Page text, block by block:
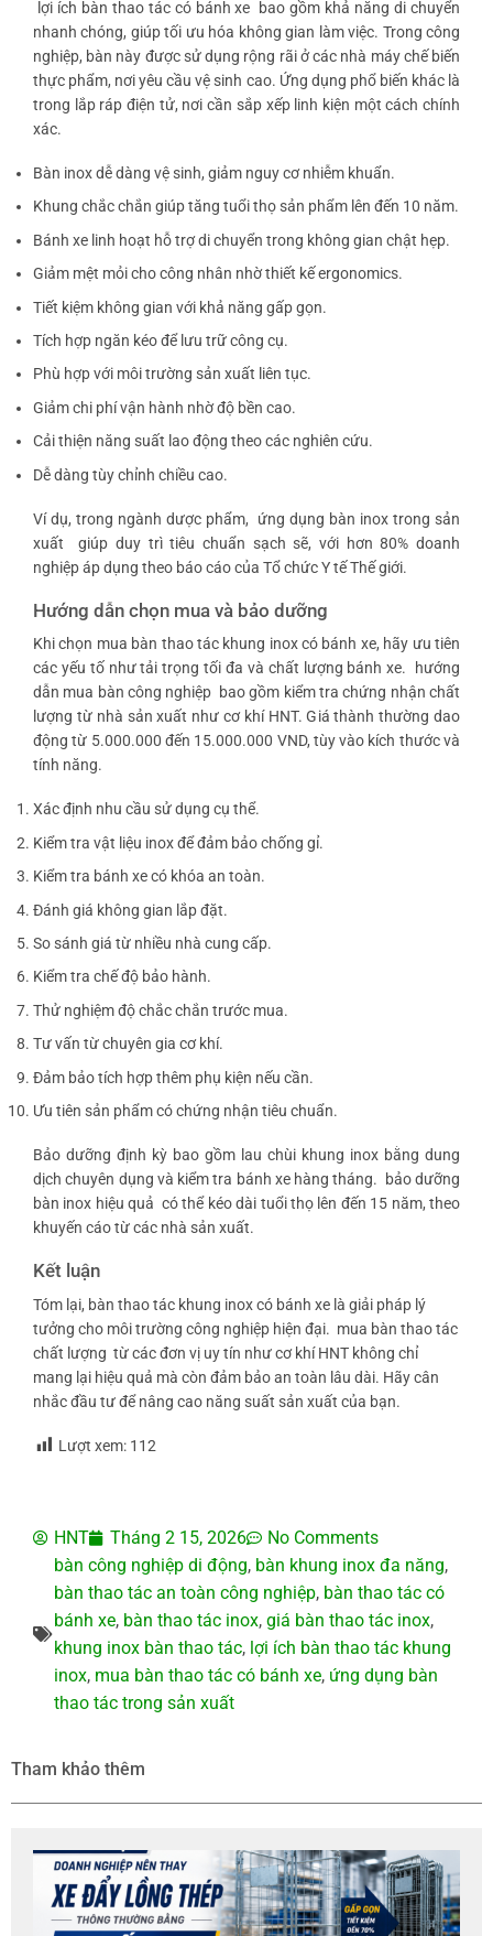
lợi ích bàn thao tác có bánh xe
bao gồm khả năng di chuyển
nhanh chóng, giúp tối ưu hóa không gian làm việc. Trong công
nghiệp, bàn này được sử dụng rộng rãi ở các nhà máy chế biến
thực phẩm, nơi yêu cầu vệ sinh cao. Ứng dụng phổ biến khác là
trong lắp ráp điện tử, nơi cần sắp xếp linh kiện một cách chính
xác.
Bàn inox dễ dàng vệ sinh, giảm nguy cơ nhiễm khuẩn.
Khung chắc chắn giúp tăng tuổi thọ sản phẩm lên đến 10 năm.
Bánh xe linh hoạt hỗ trợ di chuyển trong không gian chật hẹp.
Giảm mệt mỏi cho công nhân nhờ thiết kế ergonomics.
Tiết kiệm không gian với khả năng gấp gọn.
Tích hợp ngăn kéo để lưu trữ công cụ.
Phù hợp với môi trường sản xuất liên tục.
Giảm chi phí vận hành nhờ độ bền cao.
Cải thiện năng suất lao động theo các nghiên cứu.
Dễ dàng tùy chỉnh chiều cao.
Ví dụ, trong ngành dược phẩm,
ứng dụng bàn inox trong sản
xuất
giúp duy trì tiêu chuẩn sạch sẽ, với hơn 80% doanh
nghiệp áp dụng theo báo cáo của Tổ chức Y tế Thế giới.
Hướng dẫn chọn mua và bảo dưỡng
Khi chọn mua bàn thao tác khung inox có bánh xe, hãy ưu tiên
các yếu tố như tải trọng tối đa và chất lượng bánh xe.
hướng
dẫn mua bàn công nghiệp bao gồm kiểm tra chứng nhận chất
lượng từ nhà sản xuất như cơ khí HNT. Giá thành thường dao
động từ 5.000.000 đến 15.000.000 VND, tùy vào kích thước và
tính năng.
Xác định nhu cầu sử dụng cụ thể.
Kiểm tra vật liệu inox để đảm bảo chống gỉ.
Kiểm tra bánh xe có khóa an toàn.
Đánh giá không gian lắp đặt.
So sánh giá từ nhiều nhà cung cấp.
Kiểm tra chế độ bảo hành.
Thử nghiệm độ chắc chắn trước mua.
Tư vấn từ chuyên gia cơ khí.
Đảm bảo tích hợp thêm phụ kiện nếu cần.
Ưu tiên sản phẩm có chứng nhận tiêu chuẩn.
Bảo dưỡng định kỳ bao gồm lau chùi khung inox bằng dung
dịch chuyên dụng và kiểm tra bánh xe hàng tháng.
bảo dưỡng
bàn inox hiệu quả có thể kéo dài tuổi thọ lên đến 15 năm, theo
khuyến cáo từ các nhà sản xuất.
Kết luận
Tóm lại, bàn thao tác khung inox có bánh xe là giải pháp lý
tưởng cho môi trường công nghiệp hiện đại. mua bàn thao tác
chất lượng từ các đơn vị uy tín như cơ khí HNT không chỉ
mang lại hiệu quả mà còn đảm bảo an toàn lâu dài. Hãy cân
nhắc đầu tư để nâng cao năng suất sản xuất của bạn.
Lượt xem: 112
HNT Tháng 2 15, 2026
No Comments
bàn công nghiệp di động, bàn khung inox đa năng,
bàn thao tác an toàn công nghiệp, bàn thao tác có
bánh xe, bàn thao tác inox, giá bàn thao tác inox,
khung inox bàn thao tác, lợi ích bàn thao tác khung
inox, mua bàn thao tác có bánh xe, ứng dụng bàn
thao tác trong sản xuất
Tham khảo thêm